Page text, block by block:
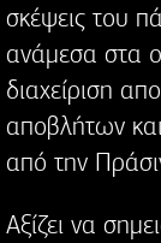
σκέψεις του
ανάμεσα στα
διαχείριση
αποβλήτων
από την
Αξίζει να